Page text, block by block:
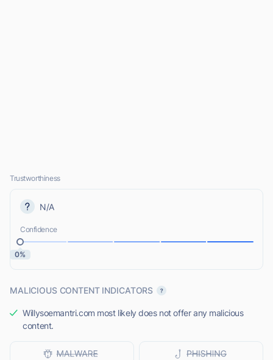
Trustworthiness
N/A
Confidence
0%
MALICIOUS CONTENT INDICATORS
Willysoemantri.com most likely does not offer any malicious
content.